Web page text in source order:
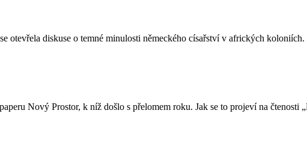
otevřela diskuse o temné minulosti německého císařství v afrických
Nový Prostor, k níž došlo s přelomem roku. Jak se to projeví na čtenosti